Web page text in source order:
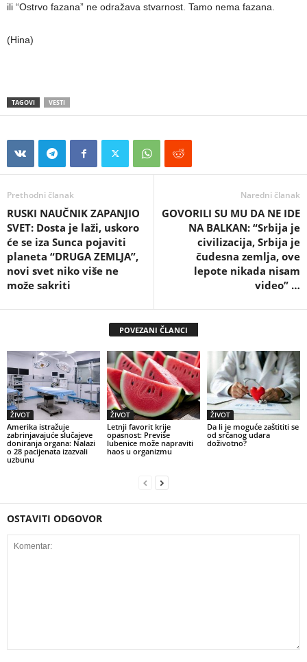
ili “Ostrvo fazana” ne odražava stvarnost. Tamo nema fazana.
(Hina)
TAGOVI VESTI
Prethodni članak
RUSKI NAUČNIK ZAPANJIO
SVET: Dosta je laži, uskoro
će se iza Sunca pojaviti
planeta “DRUGA ZEMLJA”,
novi svet niko više ne
može sakriti
Naredni članak
GOVORILI SU MU DA NE IDE
NA BALKAN: “Srbija je
civilizacija, Srbija je
čudesna zemlja, ove
lepote nikada nisam
video” …
POVEZANI ČLANCI
ŽIVOT
Amerika istražuje
zabrinjavajuće slučajeve
doniranja organa: Nalazi
o 28 pacijenata izazvali
uzbunu
ŽIVOT
Letnji favorit krije
opasnost: Previše
lubenice može napraviti
haos u organizmu
ŽIVOT
Da li je moguće zaštititi se
od srčanog udara
doživotno?
OSTAVITI ODGOVOR